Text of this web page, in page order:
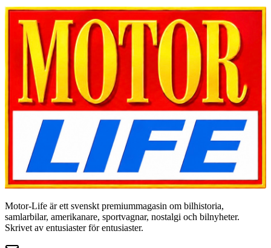
Motor-Life är ett svenskt premiummagasin om bilhistoria,
samlarbilar, amerikanare, sportvagnar, nostalgi och bilnyheter.
Skrivet av entusiaster för entusiaster.